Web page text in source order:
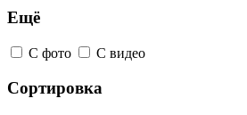
Ещё
С фото С видео
Сортировка